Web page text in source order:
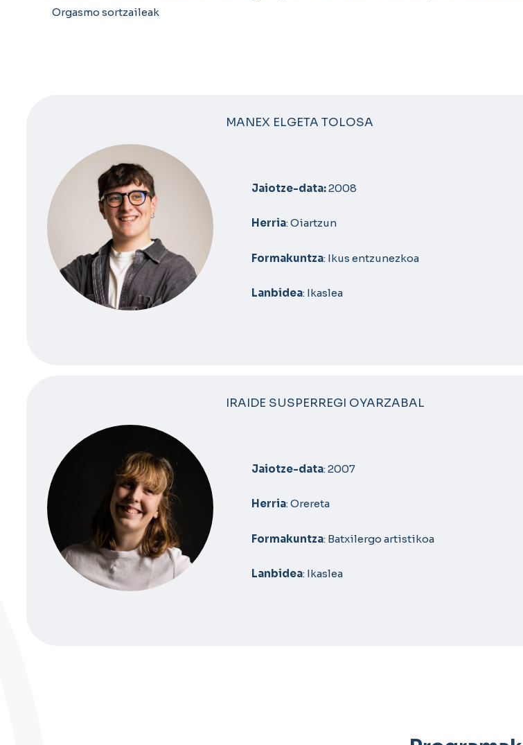
Orgasmo sortzaileak
MANEX ELGETA TOLOSA
Jaiotze-data:2008
Herria: Oiartzun
Formakuntza: Ikus entzunezkoa
Lanbidea: Ikaslea
IRAIDE SUSPERREGI OYARZABAL
Jaiotze-data: 2007
Herria: Orereta
Formakuntza: Batxilergo artistikoa
Lanbidea: Ikaslea